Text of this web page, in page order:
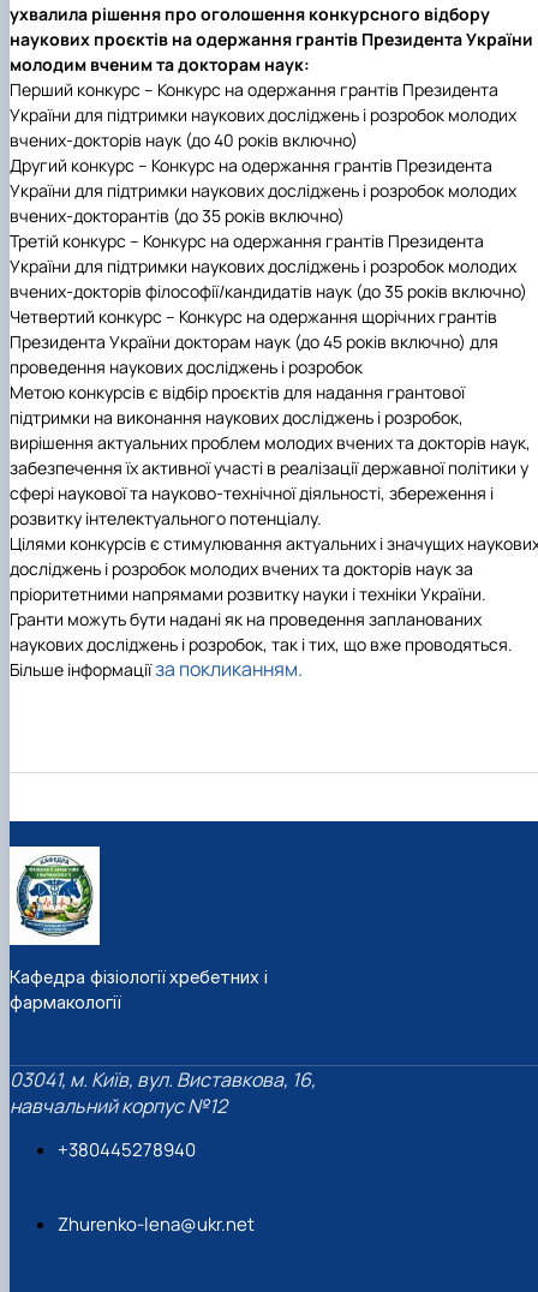
Фотогалерея
ухвалила рішення про оголошення конкурсного відбору
наукових проєктів на одержання грантів Президента України
молодим вченим та докторам наук:
Перший конкурс – Конкурс на одержання грантів Президента
України для підтримки наукових досліджень і розробок молодих
вчених-докторів наук (до 40 років включно)
Другий конкурс – Конкурс на одержання грантів Президента
України для підтримки наукових досліджень і розробок молодих
вчених-докторантів (до 35 років включно)
Третій конкурс – Конкурс на одержання грантів Президента
України для підтримки наукових досліджень і розробок молодих
вчених-докторів філософії/кандидатів наук (до 35 років включно)
Четвертий конкурс – Конкурс на одержання щорічних грантів
Президента України докторам наук (до 45 років включно) для
проведення наукових досліджень і розробок
Метою конкурсів є відбір проєктів для надання грантової
підтримки на виконання наукових досліджень і розробок,
вирішення актуальних проблем молодих вчених та докторів наук,
забезпечення їх активної участі в реалізації державної політики у
сфері наукової та науково-технічної діяльності, збереження і
розвитку інтелектуального потенціалу.
Цілями конкурсів є стимулювання актуальних і значущих
досліджень і розробок молодих вчених та докторів наук за
пріоритетними напрямами розвитку науки і техніки України.
Гранти можуть бути надані як на проведення запланованих
наукових досліджень і розробок, так і тих, що вже проводяться.
Більше інформаціїза покликанням.
Кафедра фізіології хребетних і
фармакології
03041, м. Київ, вул. Виставкова, 16,
навчальний корпус №12
+380445278940
Zhurenko-lena@ukr.net